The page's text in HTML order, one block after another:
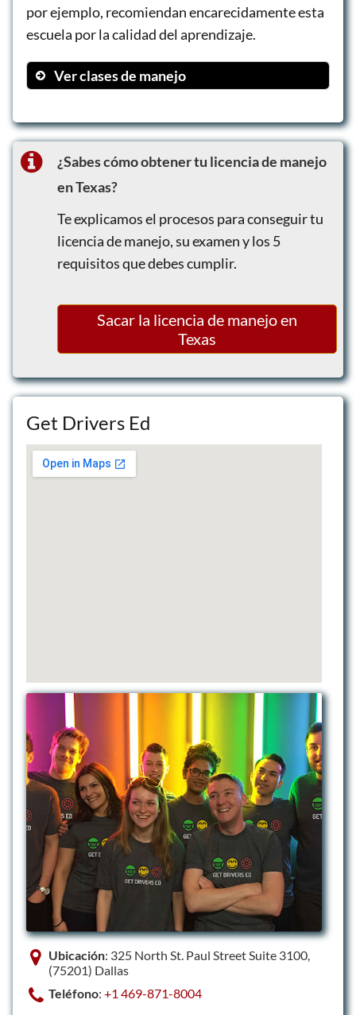
por ejemplo, recomiendan encarecidamente esta
escuela por la calidad del aprendizaje.
Ver clases de manejo
Lecciones en el coche para adultos
¿Sabes cómo obtener tu licencia de manejo
en Texas?
Te explicamos el procesos para conseguir tu
licencia de manejo, su examen y los 5
requisitos que debes cumplir.
Sacar la licencia de manejo en
Texas
Get Drivers Ed
Ubicación: 325 North St. Paul Street Suite 3100,
(75201) Dallas
Teléfono: +1 469-871-8004